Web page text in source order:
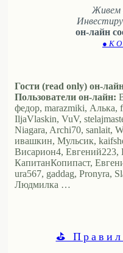
Живем
он-лайн
● К
Гости (read only) он-
Пользователи он-лайн:
федор, marazmiki,
IljaVlaskin, VuV,
Niagara, Archi70, sanlait,
ивашкин, Мульсик,
Висариoн4,
КапитанКопипаст,
ura567, gaddag, Pronyra,
Людмилка …
⛳